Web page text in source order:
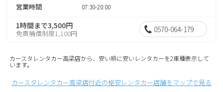
営業時間 07:30-20:00
1時間まで3,500円
免責補償制度1,100円 0570-064-179
カースタレンタカー高梁店から、安い順に安いレンタカーを2車種表示して
います。
カースタレンタカー高梁店付近の格安レンタカー店舗をマップで見る